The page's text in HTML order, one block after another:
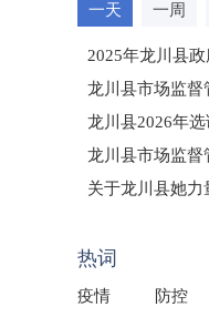
一天 一周
2025年龙川县
龙川县市场监督
龙川县2026年
龙川县市场监督
（龙市监罚送告
关于龙川县她
热词
疫情 防控